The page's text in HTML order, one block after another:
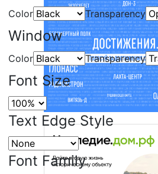
Color Transparency
Window
Color Transparency
Font Size
Text Edge Style
Font Family